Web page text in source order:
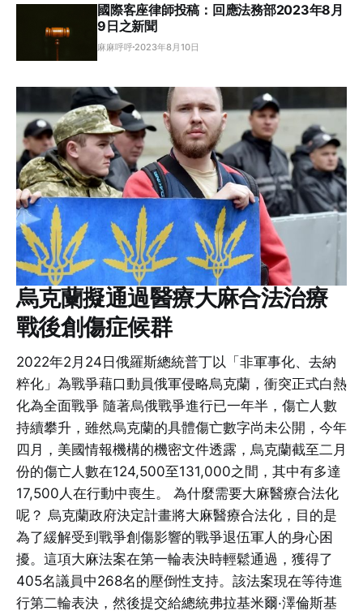
國際客座律師投稿：回應法務部2023年8月
9日之新聞
麻麻呼呼 2023年8月10日
烏克蘭擬通過醫療大麻合法治療
戰後創傷症候群
2022年2月24日俄羅斯總統普丁以「非軍事化、去納
粹化」為戰爭藉口動員俄軍侵略烏克蘭，衝突正式白熱
化為全面戰爭 隨著烏俄戰爭進行已一年半，傷亡人數
持續攀升，雖然烏克蘭的具體傷亡數字尚未公開，今年
四月，美國情報機構的機密文件透露，烏克蘭截至二月
份的傷亡人數在124,500至131,000之間，其中有多達
17,500人在行動中喪生。 為什麼需要大麻醫療合法化
呢？ 烏克蘭政府決定計畫將大麻醫療合法化，目的是
為了緩解受到戰爭創傷影響的戰爭退伍軍人的身心困
擾。這項大麻法案在第一輪表決時輕鬆通過，獲得了
405名議員中268名的壓倒性支持。該法案現在等待進
行第二輪表決，然後提交給總統弗拉基米爾·澤倫斯基